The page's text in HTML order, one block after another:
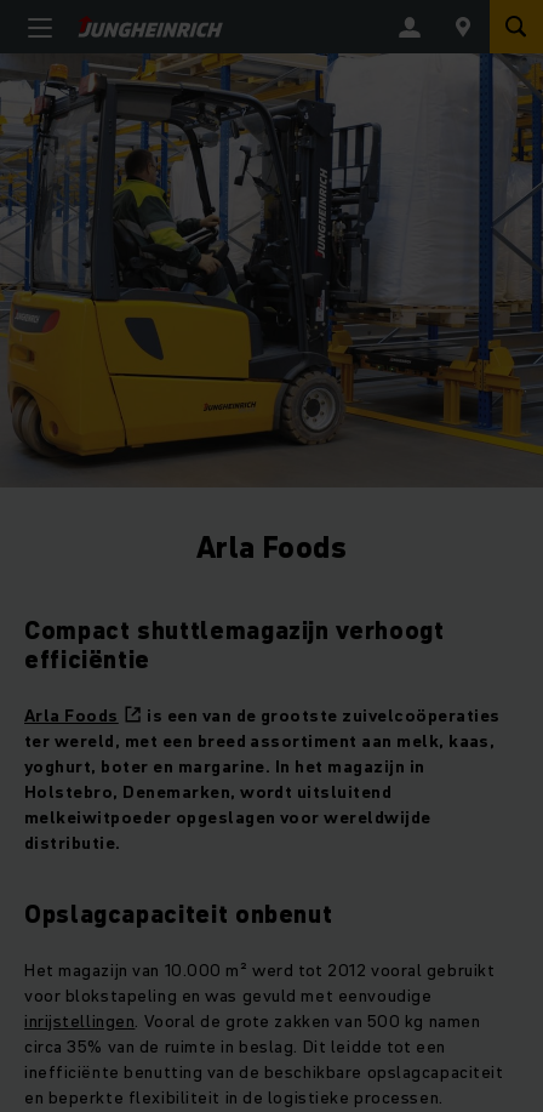
Arla Foods
Compact shuttlemagazijn verhoogt
efficiëntie
Arla Foods
is een van de grootste zuivelcoöperaties
ter wereld, met een breed assortiment aan melk, kaas,
yoghurt, boter en margarine. In het magazijn in
Holstebro, Denemarken, wordt uitsluitend
melkeiwitpoeder opgeslagen voor wereldwijde
distributie.
Opslagcapaciteit onbenut
Het magazijn van 10.000 m² werd tot 2012 vooral gebruikt
voor blokstapeling en was gevuld met eenvoudige
inrijstellingen. Vooral de grote zakken van 500 kg namen
circa 35% van de ruimte in beslag. Dit leidde tot een
inefficiënte benutting van de beschikbare opslagcapaciteit
en beperkte flexibiliteit in de logistieke processen.